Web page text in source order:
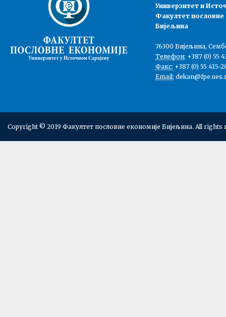
Универзитет и
Факултет пословне
Бијељина
76300 Бијељина,
Телефон: +387 (0) 55
Факс: +387 (0) 55 415-
Email:
Copyright © 2019 Факултет пословне економије Бијељина. All rights